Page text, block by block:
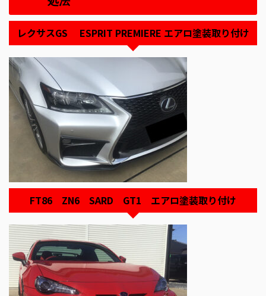
レクサスGS ESPRIT PREMIERE エアロ塗装取り付け
FT86 ZN6 SARD GT1 エアロ塗装取り付け